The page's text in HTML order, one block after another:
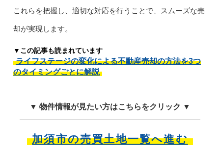
これらを把握し、適切な対応を行うことで、スムーズな売
却が実現します。
▼この記事も読まれています
ライフステージの変化による不動産売却の方法を3つ
のタイミングごとに解説
▼ 物件情報が見たい方はこちらをクリック ▼
加須市の売買土地一覧へ進む